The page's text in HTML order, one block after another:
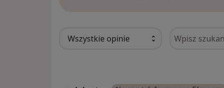
Szukaj w